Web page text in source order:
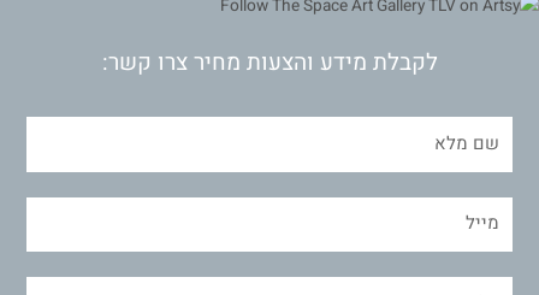
לקבלת מידע והצעות מחיר צרו קשר: